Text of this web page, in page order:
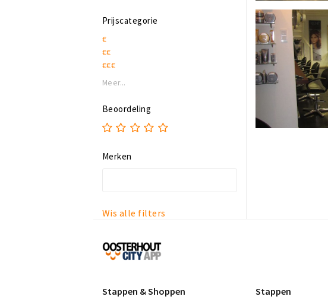
Speelgoed
Vintage
Wonen
Prijscategorie
€
€€
€€€
Meer...
Beoordeling
Merken
Wis alle filters
Proef
Oosterhout
Stappen & Shoppen Stappen